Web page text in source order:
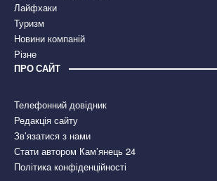
Лайфхаки
Туризм
Новини компаній
Різне
ПРО САЙТ
Телефонний довідник
Редакція сайту
Зв’язатися з нами
Стати автором Кам’янець 24
Політика конфіденційності